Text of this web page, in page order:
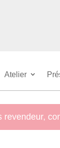
Atelier
revendeur,